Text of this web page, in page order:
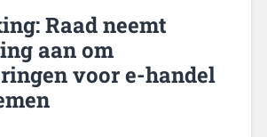
Raad neemt
aan om
voor e-handel